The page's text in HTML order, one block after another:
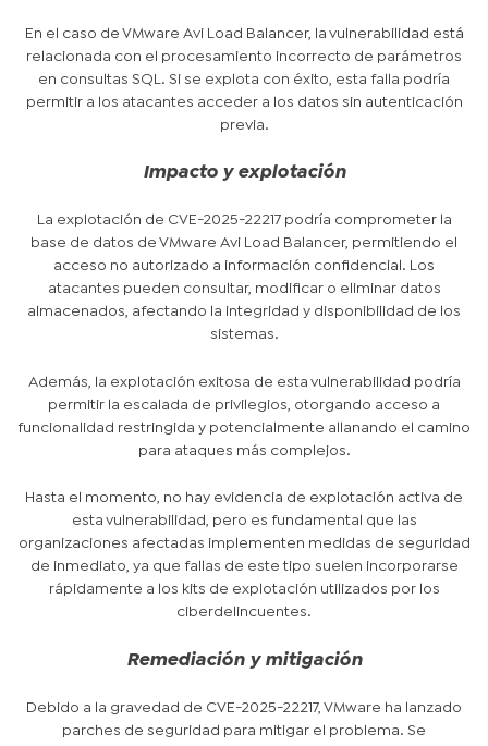
En el caso de VMware Avi Load Balancer, la vulnerabilidad está
relacionada con el procesamiento incorrecto de parámetros
en consultas SQL. Si se explota con éxito, esta falla podría
permitir a los atacantes acceder a los datos sin autenticación
previa.
Impacto y explotación
La explotación de CVE-2025-22217 podría comprometer la
base de datos de VMware Avi Load Balancer, permitiendo el
acceso no autorizado a información confidencial. Los
atacantes pueden consultar, modificar o eliminar datos
almacenados, afectando la integridad y disponibilidad de los
sistemas.
Además, la explotación exitosa de esta vulnerabilidad podría
permitir la escalada de privilegios, otorgando acceso a
funcionalidad restringida y potencialmente allanando el camino
para ataques más complejos.
Hasta el momento, no hay evidencia de explotación activa de
esta vulnerabilidad, pero es fundamental que las
organizaciones afectadas implementen medidas de seguridad
de inmediato, ya que fallas de este tipo suelen incorporarse
rápidamente a los kits de explotación utilizados por los
ciberdelincuentes.
Remediación y mitigación
Debido a la gravedad de CVE-2025-22217, VMware ha lanzado
parches de seguridad para mitigar el problema. Se